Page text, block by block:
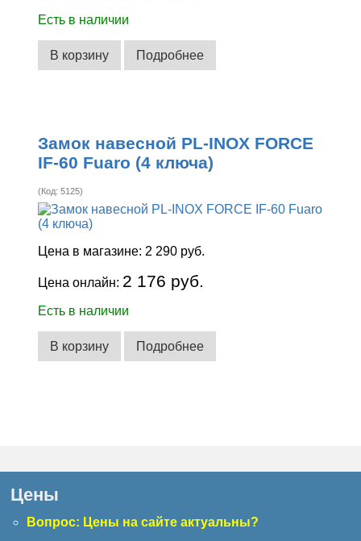
Есть в наличии
В корзину Подробнее
Замок навесной PL-INOX FORCE
IF-60 Fuaro (4 ключа)
(Код:5125)
Цена в магазине: 2 290 руб.
Цена онлайн: 2 176 руб.
Есть в наличии
В корзину Подробнее
Цены
Вопрос: Цены на сайте актуальны?